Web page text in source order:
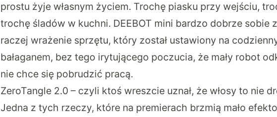
prostu żyje własnym życiem. Trochę piasku przy wejściu,
trochę śladów w kuchni. DEEBOT mini bardzo dobrze sobie
raczej wrażenie sprzętu, który został ustawiony na
bałaganem, bez tego irytującego poczucia, że mały robot
nie chce się pobrudzić pracą.
ZeroTangle 2.0 – czyli ktoś wreszcie uznał, że włosy to nie
Jedna z tych rzeczy, które na premierach brzmią mało